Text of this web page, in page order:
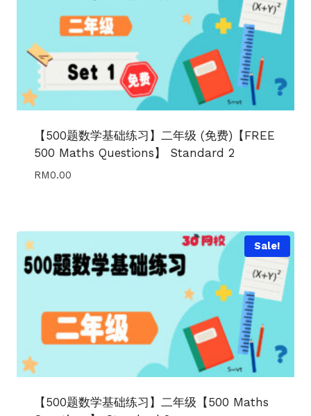
【500题数学基础练习】二年级 (免费)【FREE
500 Maths Questions】 Standard 2
RM0.00
Sale!
【500题数学基础练习】二年级【500 Maths